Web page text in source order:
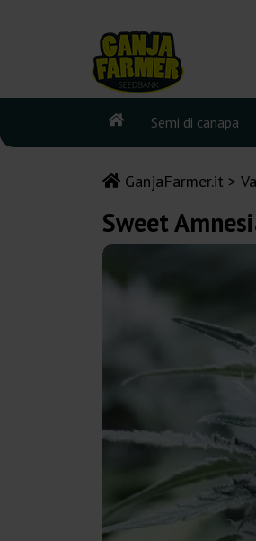
Semi di canapa
GanjaFarmer.it
Sweet